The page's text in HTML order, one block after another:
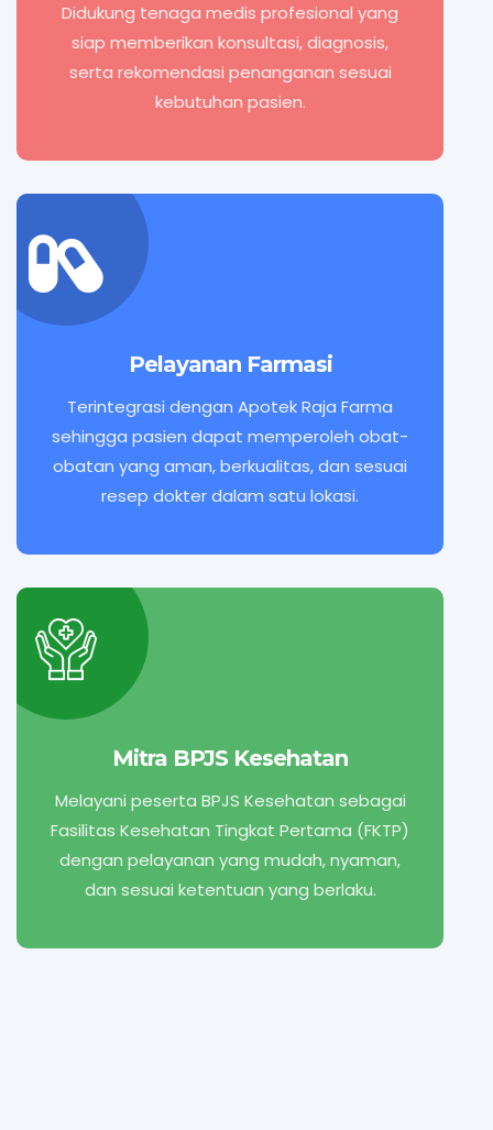
Didukung tenaga medis profesional yang
siap memberikan konsultasi, diagnosis,
serta rekomendasi penanganan sesuai
kebutuhan pasien.
Pelayanan Farmasi
Terintegrasi dengan Apotek Raja Farma
sehingga pasien dapat memperoleh obat-
obatan yang aman, berkualitas, dan sesuai
resep dokter dalam satu lokasi.
Mitra BPJS Kesehatan
Melayani peserta BPJS Kesehatan sebagai
Fasilitas Kesehatan Tingkat Pertama (FKTP)
dengan pelayanan yang mudah, nyaman,
dan sesuai ketentuan yang berlaku.